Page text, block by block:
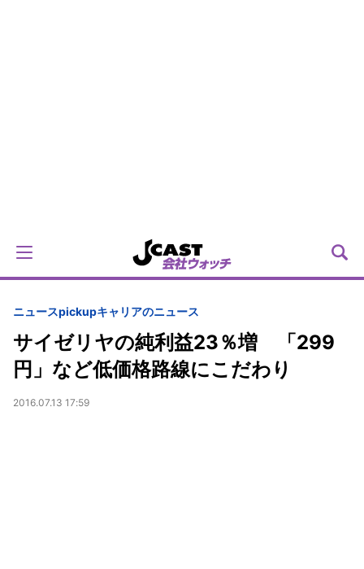
ニュースpickupキャリアのニュース
サイゼリヤの純利益23％増 「299
円」など低価格路線にこだわり
2016.07.13 17:59